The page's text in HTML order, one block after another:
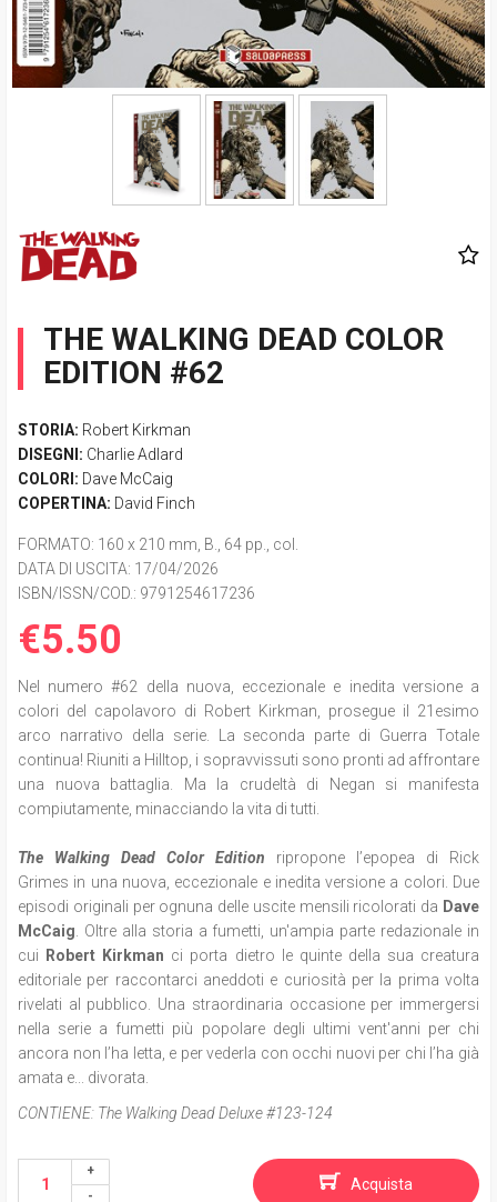
THE WALKING DEAD COLOR
EDITION #62
STORIA: Robert Kirkman
DISEGNI: Charlie Adlard
COLORI: Dave McCaig
COPERTINA: David Finch
FORMATO: 160 x 210 mm, B., 64 pp., col.
DATA DI USCITA: 17/04/2026
ISBN/ISSN/COD.: 9791254617236
€5.50
Nel numero #62 della nuova, eccezionale e inedita versione a
colori del capolavoro di Robert Kirkman, prosegue il 21esimo
arco narrativo della serie. La seconda parte di Guerra Totale
continua! Riuniti a Hilltop, i sopravvissuti sono pronti ad affrontare
una nuova battaglia. Ma la crudeltà di Negan si manifesta
compiutamente, minacciando la vita di tutti.
The Walking Dead Color Edition ripropone l ’epopea di Rick
Grimes in una nuova, eccezionale e inedita versione a colori. Due
episodi originali per ognuna delle uscite mensili ricolorati da Dave
McCaig . Oltre alla storia a fumetti, un'ampia parte redazionale in
cui
Robert Kirkman ci porta dietro le quinte della sua creatura
editoriale per raccontarci aneddoti e curiosità per la prima volta
rivelati al pubblico. Una straordinaria occasione per immergersi
nella serie a fumetti più popolare degli ultimi vent'anni per chi
ancora non l’ha letta, e per vederla con occhi nuovi per chi l’ha già
amata e... divorata.
CONTIENE: The Walking Dead Deluxe #123-124
Acquista